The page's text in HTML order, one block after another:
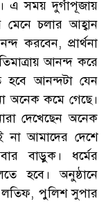
এ সময় দুর্গাপূজায়
মেনে চলার আহ্বান
করবেন, প্রার্থনা
আনন্দ করে
হবে আনন্দটা যেন
অনেক কমে গেছে।
দেখেছেন অনেক
না আমাদের দেশে
বাড়ুক। ধর্মের
হবে। অনুষ্ঠানে
লতিফ, পুলিশ সুপার